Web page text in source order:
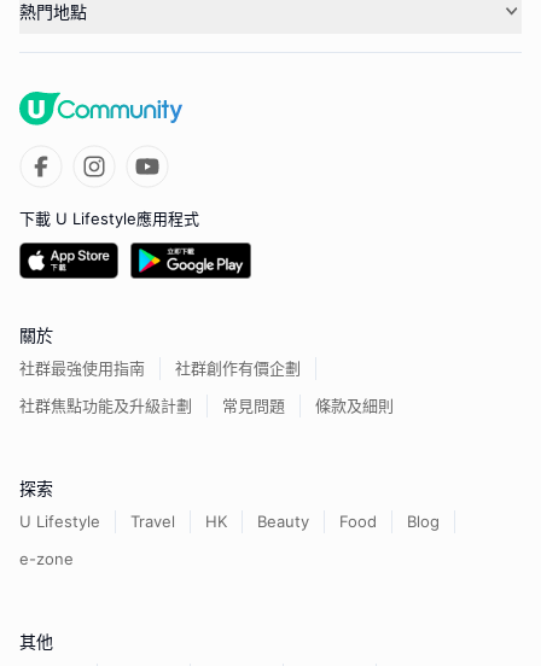
熱門地點
下載 U Lifestyle應用程式
關於
社群最強使用指南
社群創作有價企劃
社群焦點功能及升級計劃
常見問題 條款及細則
探索
U Lifestyle Travel HK Beauty Food
Blog
e-zone
其他